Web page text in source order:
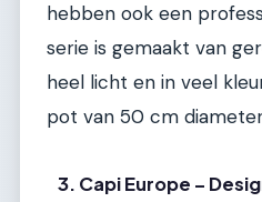
hebben ook een
serie is gemaakt van
heel licht en in veel
pot van 50 cm
3. Capi Europe –